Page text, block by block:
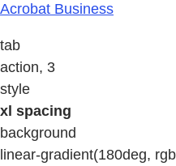
Acrobat Business
tab
action, 3
style
xl spacing
background
linear-gradient(180deg,